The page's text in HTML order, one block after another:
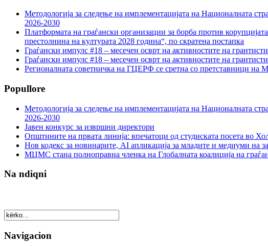
Методологија за следење на имплементацијата на Националната
2026-2030
Платформата на граѓански организации за борба против
престолнина на културата 2028 година“, по скратена постапка
Граѓански импулс #18 – месечен осврт на активностите на
Граѓански импулс #18 – месечен осврт на активностите на
Регионалната советничка на ГЦЕРФ се сретна со претставници
Popullore
Методологија за следење на имплементацијата на Националната
2026-2030
Јавен конкурс за извршни директори
Општините на првата линија: впечатоци од студиската посета во
Нов кодекс за новинарите, AI апликација за младите и медиуми на
МЦМС стана полноправна членка на Глобалната коалиција на
Na ndiqni
Navigacion